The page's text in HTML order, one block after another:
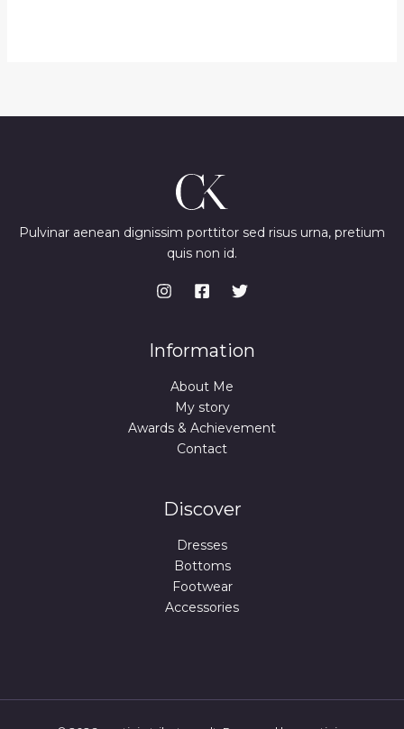
Pulvinar aenean dignissim porttitor sed risus urna, pretium
quis non id.
Information
About Me
My story
Awards & Achievement
Contact
Discover
Dresses
Bottoms
Footwear
Accessories